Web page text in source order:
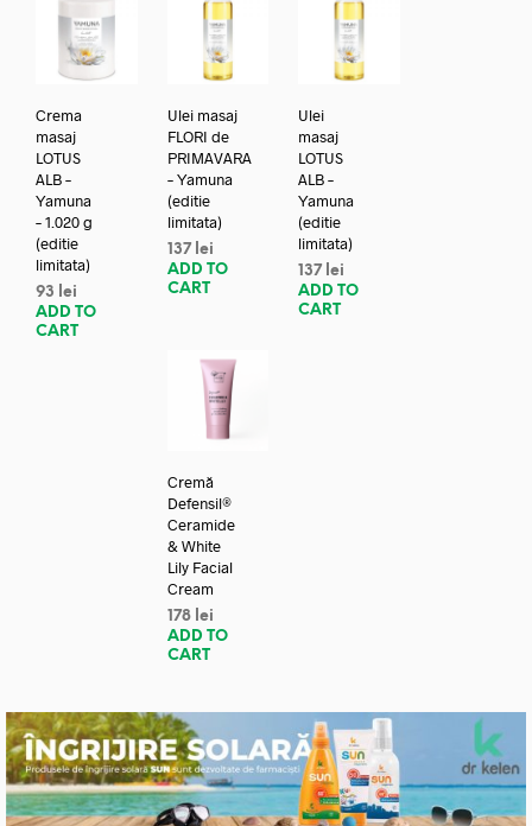
Crema
masaj
LOTUS
ALB –
Yamuna
– 1.020 g
(editie
limitata)
93
lei
ADD TO
CART
Ulei masaj
FLORI de
PRIMAVARA
– Yamuna
(editie
limitata)
137 lei
ADD TO
CART
Ulei
masaj
LOTUS
ALB –
Yamuna
(editie
limitata)
137 lei
ADD TO
CART
Cremă
Defensil®
Ceramide
& White
Lily Facial
Cream
178 lei
ADD TO
CART